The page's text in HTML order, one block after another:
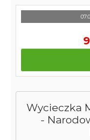
Wycieczka
-